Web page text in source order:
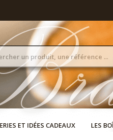
ET IDÉES CADEAUX LES